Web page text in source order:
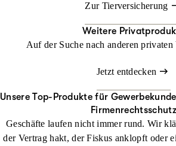
Zur Tierversicherung
Weitere
Auf der Suche nach anderen privaten
Jetzt entdecken
Unsere Top-Produkte für
Firmenrechtsschutz
Geschäfte laufen nicht immer rund. Wir
der Vertrag hakt, der Fiskus anklopft oder